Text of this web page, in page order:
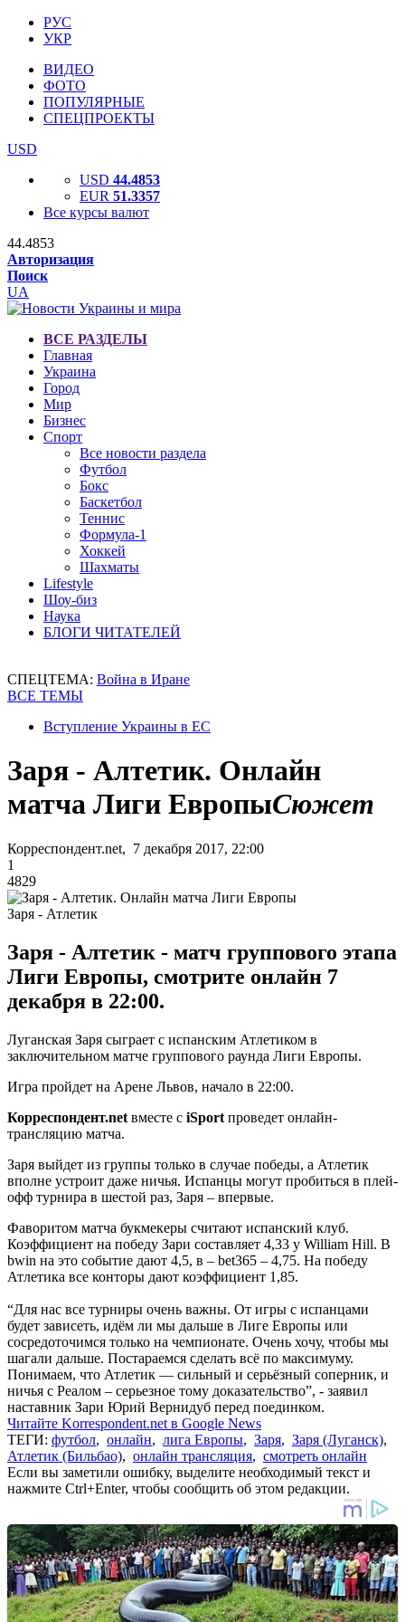
РУС
УКР
ВИДЕО
ФОТО
ПОПУЛЯРНЫЕ
СПЕЦПРОЕКТЫ
USD
USD 44.4853
EUR 51.3357
Все курсы валют
44.4853
Авторизация
Поиск
UA
ВСЕ РАЗДЕЛЫ
Главная
Украина
Город
Мир
Бизнес
Спорт
Все новости раздела
Футбол
Бокс
Баскетбол
Теннис
Формула-1
Хоккей
Шахматы
Lifestyle
Шоу-биз
Наука
БЛОГИ ЧИТАТЕЛЕЙ
СПЕЦТЕМА: Война в Иране
ВСЕ ТЕМЫ
Вступление Украины в ЕС
Заря - Алтетик. Онлайн
матча Лиги ЕвропыСюжет
Корреспондент.net, 7 декабря 2017, 22:00
1
4829
Заря - Атлетик
Заря - Алтетик - матч группового этапа
Лиги Европы, смотрите онлайн 7
декабря в 22:00.
Луганская Заря сыграет с испанским Атлетиком в
заключительном матче группового раунда Лиги Европы.
Игра пройдет на Арене Львов, начало в 22:00.
Корреспондент.net вместе с iSport проведет онлайн-
трансляцию матча.
Заря выйдет из группы только в случае победы, а Атлетик
вполне устроит даже ничья. Испанцы могут пробиться в плей-
офф турнира в шестой раз, Заря – впервые.
Фаворитом матча букмекеры считают испанский клуб.
Коэффициент на победу Зари составляет 4,33 у William Hill. В
bwin на это событие дают 4,5, в – bet365 – 4,75. На победу
Атлетика все конторы дают коэффициент 1,85.
“Для нас все турниры очень важны. От игры с испанцами
будет зависеть, идём ли мы дальше в Лиге Европы или
сосредоточимся только на чемпионате. Очень хочу, чтобы мы
шагали дальше. Постараемся сделать всё по максимуму.
Понимаем, что Атлетик — сильный и серьёзный соперник, и
ничья с Реалом – серьезное тому доказательство”, - заявил
наставник Зари Юрий Вернидуб перед поединком.
Читайте Korrespondent.net в Google News
ТЕГИ: футбол, онлайн, лига Европы, Заря, Заря (Луганск),
Атлетик (Бильбао), онлайн трансляция, смотреть онлайн
Если вы заметили ошибку, выделите необходимый текст и
нажмите Ctrl+Enter, чтобы сообщить об этом редакции.